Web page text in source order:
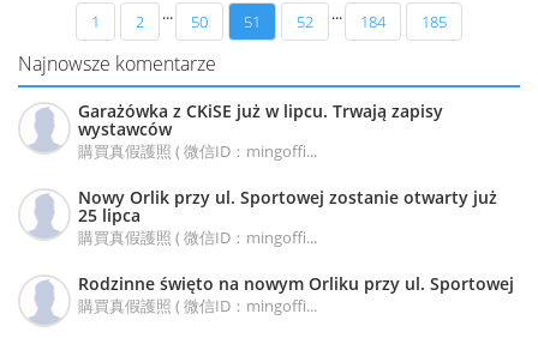
1 2 ... 50 51 52 ... 184 185
Najnowsze komentarze
Garażówka z CKiSE już w lipcu. Trwają zapisy
wystawców
購買真假護照 ( 微信ID：mingoffi...
Nowy Orlik przy ul. Sportowej zostanie otwarty już
25 lipca
購買真假護照 ( 微信ID：mingoffi...
Rodzinne święto na nowym Orliku przy ul. Sportowej
購買真假護照 ( 微信ID：mingoffi...